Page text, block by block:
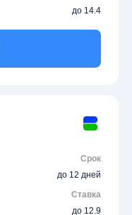
до 14.4
Срок
до 12 дней
Ставка
до 12.9